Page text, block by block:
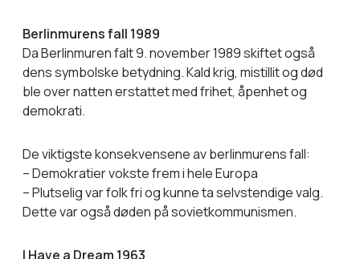
Berlinmurens fall 1989
Da Berlinmuren falt 9. november 1989 skiftet også
dens symbolske betydning. Kald krig, mistillit og død
ble over natten erstattet med frihet, åpenhet og
demokrati.
De viktigste konsekvensene av berlinmurens fall:
– Demokratier vokste frem i hele Europa
– Plutselig var folk fri og kunne ta selvstendige valg.
Dette var også døden på sovietkommunismen.
I Have a Dream 1963